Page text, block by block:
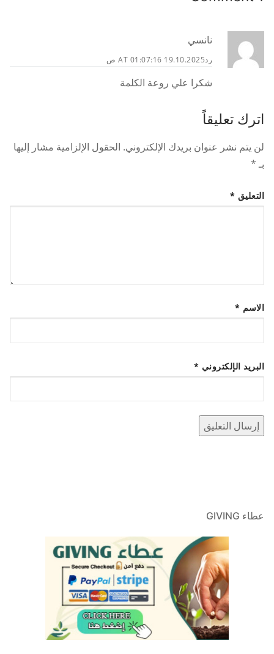
نانسي
19.10.2025 AT 01:07:16 ص رد
شكرا علي روعة الكلمة
اترك تعليقاً
لن يتم نشر عنوان بريدك الإلكتروني. الحقول الإلزامية مشار إليها
بـ*
التعليق *
الاسم *
البريد الإلكتروني *
عطاء GIVING